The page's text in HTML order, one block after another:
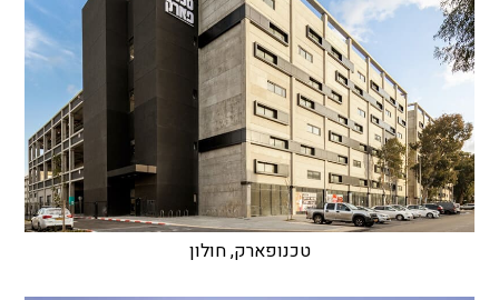
טכנופארק, חולון